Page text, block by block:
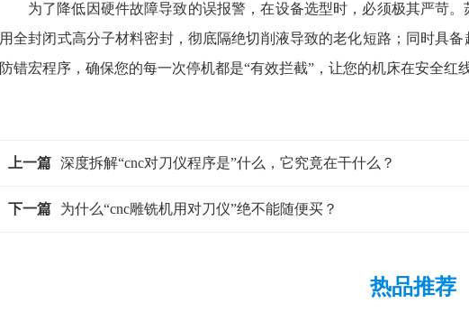
为了降低因硬件故障导致的误报警，在设备选型时，必须极其严苛
用全封闭式高分子材料密封，彻底隔绝切削液导致的老化短路；同时具
防错宏程序，确保您的每一次停机都是“有效拦截”，让您的机床在安全红
上一篇 深度拆解“cnc对刀仪程序是”什么，它究竟在干什么？
下一篇 为什么“cnc雕铣机用对刀仪”绝不能随便买？
热品推荐